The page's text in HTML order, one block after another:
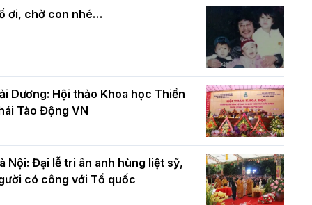
mùa Phật đản PL.2570
quả
ơi, chờ con nhé…
Dương: Hội thảo Khoa học Thiền
Tào Động VN
Nội: Đại lễ tri ân anh hùng liệt sỹ,
có công với Tổ quốc